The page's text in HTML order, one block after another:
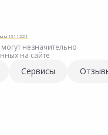
незначительно
на сайте
Сервисы